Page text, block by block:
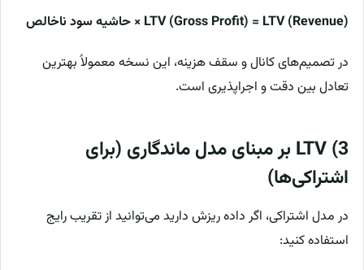
LTV (Gross Profit) = LTV (Revenue) × حاشیه سود ناخالص
در تصمیم‌های کانال و سقف هزینه، این نسخه معمولاً بهترین
تعادل بین دقت و اجراپذیری است.
3) LTV بر مبنای مدل ماندگاری (برای
اشتراکی‌ها)
در مدل اشتراکی، اگر داده ریزش دارید می‌توانید از تقریب رایج
استفاده کنید: